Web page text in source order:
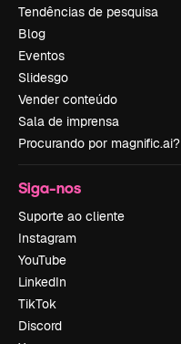
Tendências de pesquisa
Blog
Eventos
Slidesgo
Vender conteúdo
Sala de imprensa
Procurando por magnific.ai?
Siga-nos
Suporte ao cliente
Instagram
YouTube
LinkedIn
TikTok
Discord